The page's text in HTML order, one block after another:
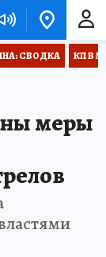
СВОДКА КП В
меры